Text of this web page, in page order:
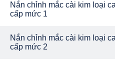
Nắn chỉnh mắc cài kim loại
cấp mức 1
Nắn chỉnh mắc cài kim loại
cấp mức 2